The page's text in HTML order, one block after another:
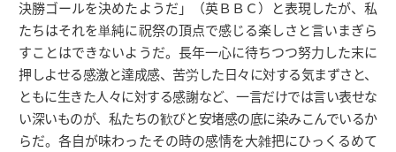
決勝ゴールを決めたようだ」（英ＢＢＣ）と表現したが、私
たちはそれを単純に祝祭の頂点で感じる楽しさと言いまぎら
すことはできないようだ。長年一心に待ちつつ努力した末に
押しよせる感激と達成感、苦労した日々に対する気まずさと、
ともに生きた人々に対する感謝など、一言だけでは言い表せな
い深いものが、私たちの歓びと安堵感の底に染みこんでいるか
らだ。各自が味わったその時の感情を大雑把にひっくるめて